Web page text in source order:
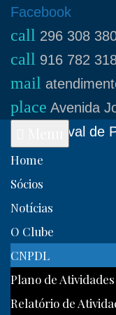
Skip
content
Facebook
call 296 308
call 916 782
mail
place Avenida
Clube Naval de
Home
Sócios
Notícias
O Clube
CNPDL
Plano de Atividades
Relatório de